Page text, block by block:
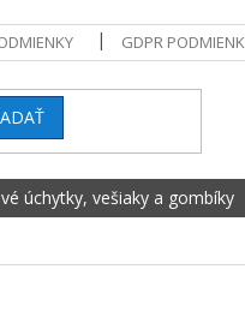
GDPR
úchytky, vešiaky a gombíky